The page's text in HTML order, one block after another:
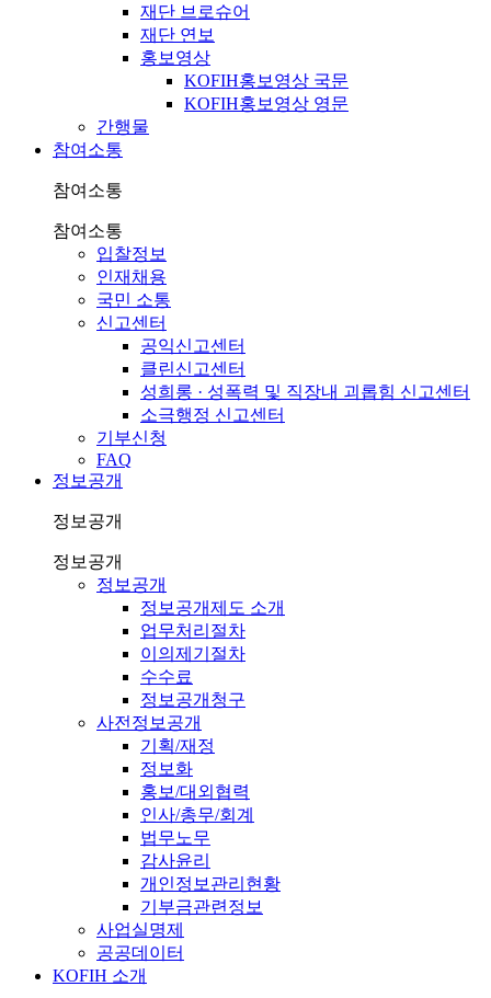
재단 브로슈어
재단 연보
홍보영상
KOFIH홍보영상 국문
KOFIH홍보영상 영문
간행물
참여소통
참여소통
참여소통
입찰정보
인재채용
국민 소통
신고센터
공익신고센터
클린신고센터
성희롱 · 성폭력 및 직장내 괴롭힘 신고센터
소극행정 신고센터
기부신청
FAQ
정보공개
정보공개
정보공개
정보공개
정보공개제도 소개
업무처리절차
이의제기절차
수수료
정보공개청구
사전정보공개
기획/재정
정보화
홍보/대외협력
인사/총무/회계
법무노무
감사윤리
개인정보관리현황
기부금관련정보
사업실명제
공공데이터
KOFIH 소개